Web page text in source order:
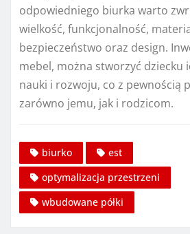
odpowiedniego biurka warto
wielkość, funkcjonalność,
bezpieczeństwo oraz design.
mebel, można stworzyć dziecku
nauki i rozwoju, co z pewnością
zarówno jemu, jak i rodzicom.
biurko
est
optymalizacja przestrzeni
wbudowane półki